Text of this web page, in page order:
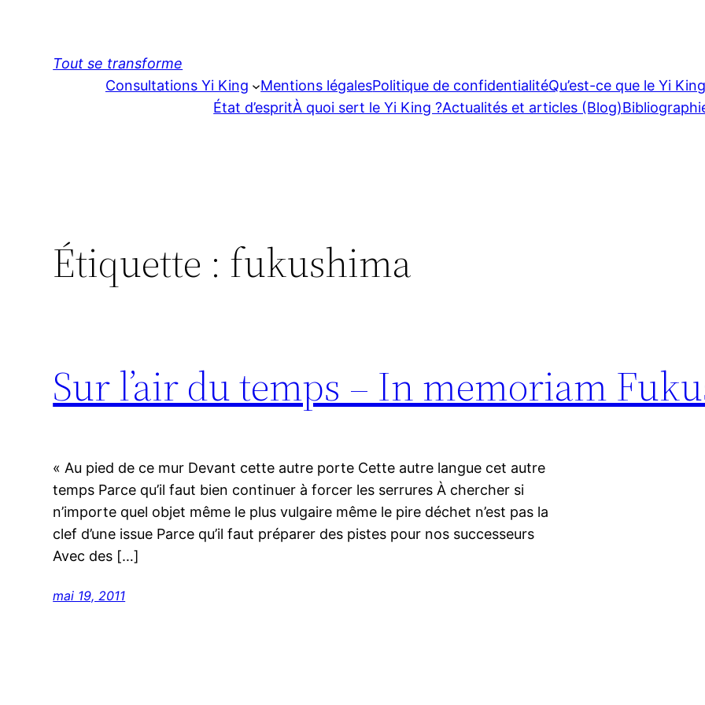
Tout se transforme
Consultations Yi King
Mentions légalesPolitique de confidentialitéQu’est-ce que le Yi
État d’espritÀ quoi sert le Yi King ?Actualités et articles (Blog)
Étiquette : fukushima
Sur l’air du temps – In memoriam
« Au pied de ce mur Devant cette autre porte Cette autre langue cet autre
temps Parce qu’il faut bien continuer à forcer les serrures À chercher si
n’importe quel objet même le plus vulgaire même le pire déchet n’est pas la
clef d’une issue Parce qu’il faut préparer des pistes pour nos successeurs
Avec des […]
mai 19, 2011